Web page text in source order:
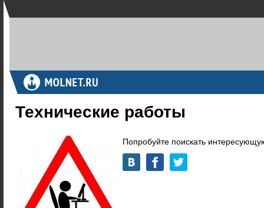
Технические работы
Попробуйте поискать